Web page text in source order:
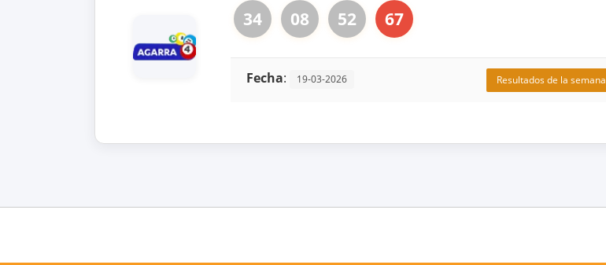
34 08 52 67
Fecha: 19-03-2026 Resultados de la semana